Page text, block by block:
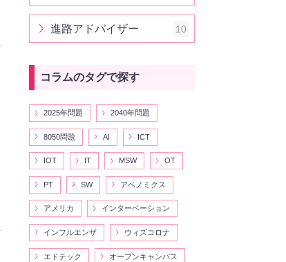
進路アドバイザー 10
コラムのタグで探す
2025年問題 2040年問題
8050問題 AI ICT
IOT IT MSW OT
PT SW アベノミクス
アメリカ インターベーション
インフルエンザ ウィズコロナ
エドテック オープンキャンパス